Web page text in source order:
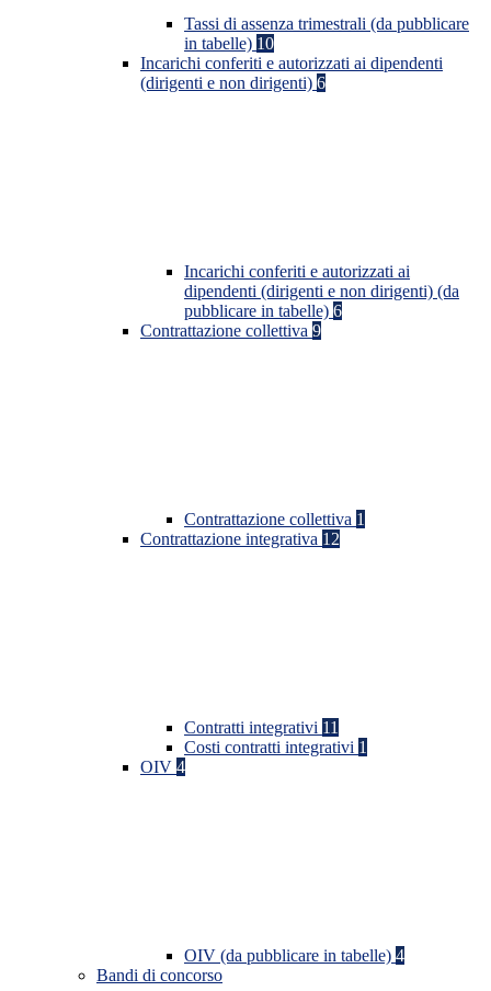
Tassi di assenza trimestrali (da pubblicare
in tabelle) 10
Incarichi conferiti e autorizzati ai dipendenti
(dirigenti e non dirigenti) 6
Incarichi conferiti e autorizzati ai
dipendenti (dirigenti e non dirigenti) (da
pubblicare in tabelle) 6
Contrattazione collettiva 9
Contrattazione collettiva 1
Contrattazione integrativa 12
Contratti integrativi 11
Costi contratti integrativi 1
OIV 4
OIV (da pubblicare in tabelle) 4
Bandi di concorso